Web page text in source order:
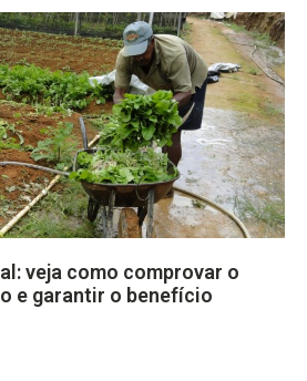
veja como comprovar o
e garantir o benefício